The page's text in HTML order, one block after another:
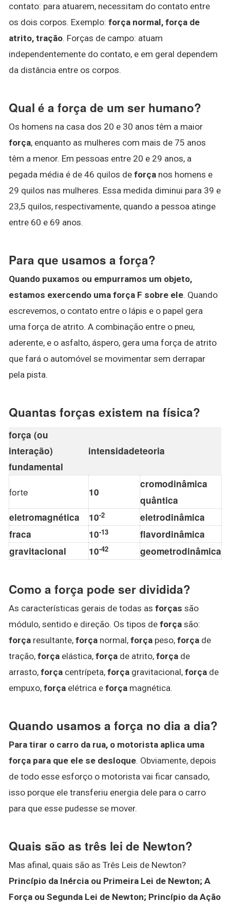
contato: para atuarem, necessitam do contato entre
os dois corpos. Exemplo: força normal, força de
atrito, tração. Forças de campo: atuam
independentemente do contato, e em geral dependem
da distância entre os corpos.
Qual é a força de um ser humano?
Os homens na casa dos 20 e 30 anos têm a maior
força, enquanto as mulheres com mais de 75 anos
têm a menor. Em pessoas entre 20 e 29 anos, a
pegada média é de 46 quilos de força nos homens e
29 quilos nas mulheres. Essa medida diminui para 39 e
23,5 quilos, respectivamente, quando a pessoa atinge
entre 60 e 69 anos.
Para que usamos a força?
Quando puxamos ou empurramos um objeto,
estamos exercendo uma força F sobre ele. Quando
escrevemos, o contato entre o lápis e o papel gera
uma força de atrito. A combinação entre o pneu,
aderente, e o asfalto, áspero, gera uma força de atrito
que fará o automóvel se movimentar sem derrapar
pela pista.
Quantas forças existem na física?
força (ou
interação)
fundamental
intensidadeteoria
forte 10
cromodinâmica
quântica
eletromagnética
10-2
eletrodinâmica
fraca
10-13
flavordinâmica
gravitacional
10-42 geometrodinâmica
Como a força pode ser dividida?
As características gerais de todas as forças são
módulo, sentido e direção. Os tipos de força são:
força resultante, força normal, força peso, força de
tração, força elástica, força de atrito, força de
arrasto, força centrípeta, força gravitacional, força de
empuxo, força elétrica e força magnética.
Quando usamos a força no dia a dia?
Para tirar o carro da rua, o motorista aplica uma
força para que ele se desloque. Obviamente, depois
de todo esse esforço o motorista vai ficar cansado,
isso porque ele transferiu energia dele para o carro
para que esse pudesse se mover.
Quais são as três lei de Newton?
Mas afinal, quais são as Três Leis de Newton?
Princípio da Inércia ou Primeira Lei de Newton; A
Força ou Segunda Lei de Newton; Princípio da Ação